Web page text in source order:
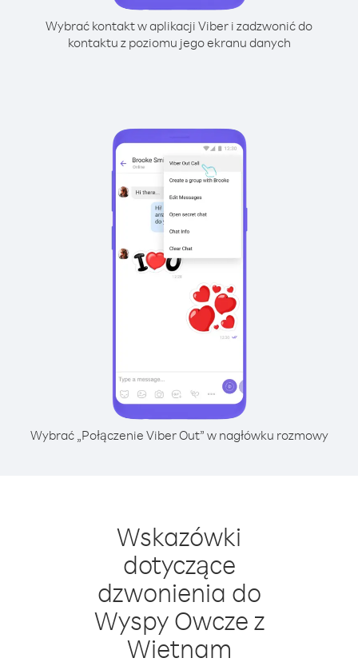
Wybrać kontakt w aplikacji Viber i zadzwonić do
kontaktu z poziomu jego ekranu danych
Wybrać „Połączenie Viber Out” w nagłówku rozmowy
Wskazówki
dotyczące
dzwonienia do
Wyspy Owcze z
Wietnam